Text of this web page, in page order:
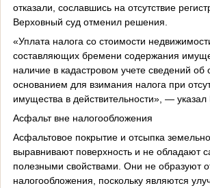
отказали, сославшись на отсутствие
Верховный суд отменил решения.
«Уплата налога со стоимости
составляющих бремени содержания
наличие в кадастровом учете сведений об
основанием для взимания налога при
имущества в действительности», — указал
Асфальт вне налогообложения
Асфальтовое покрытие и отсыпка
выравнивают поверхность и не обладают
полезными свойствами. Они не образуют
налогообложения, поскольку являются